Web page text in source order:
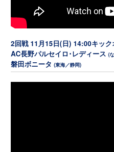
2回戦 11月15日(日) 14:00キック
AC長野パルセイロ･レディース(
磐田ボニータ(東海／静岡)